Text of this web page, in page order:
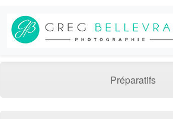
Préparatifs